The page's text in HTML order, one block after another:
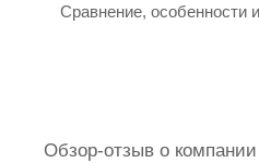
Сравнение, особенности
Обзор-отзыв о